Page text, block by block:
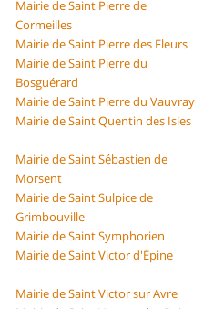
Mairie de Saint Pierre de
Cormeilles
Mairie de Saint Pierre des Fleurs
Mairie de Saint Pierre du
Bosguérard
Mairie de Saint Pierre du Vauvray
Mairie de Saint Quentin des Isles
Mairie de Saint Sébastien de
Morsent
Mairie de Saint Sulpice de
Grimbouville
Mairie de Saint Symphorien
Mairie de Saint Victor d'Épine
Mairie de Saint Victor sur Avre